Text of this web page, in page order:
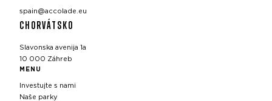
spain@accolade.eu
CHORVÁTSKO
Slavonska avenija 1a
10 000 Záhreb
MENU
Investujte s nami
Naše parky